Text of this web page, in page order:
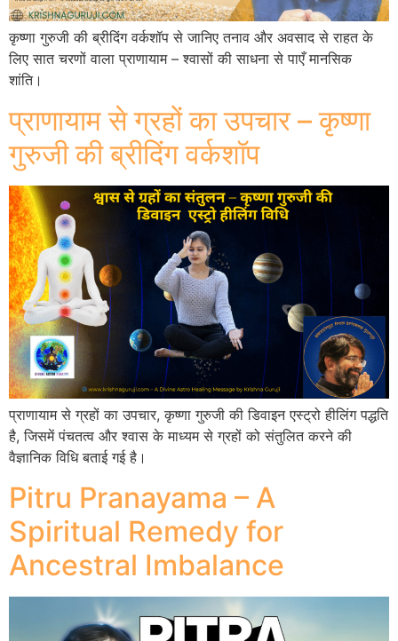
कृष्णा गुरुजी की ब्रीदिंग वर्कशॉप से जानिए तनाव और अवसाद से राहत के
लिए सात चरणों वाला प्राणायाम – श्वासों की साधना से पाएँ मानसिक
शांति।
प्राणायाम से ग्रहों का उपचार – कृष्णा
गुरुजी की ब्रीदिंग वर्कशॉप
प्राणायाम से ग्रहों का उपचार, कृष्णा गुरुजी की डिवाइन एस्ट्रो हीलिंग पद्धति
है, जिसमें पंचतत्व और श्वास के माध्यम से ग्रहों को संतुलित करने की
वैज्ञानिक विधि बताई गई है।
Pitru Pranayama – A
Spiritual Remedy for
Ancestral Imbalance